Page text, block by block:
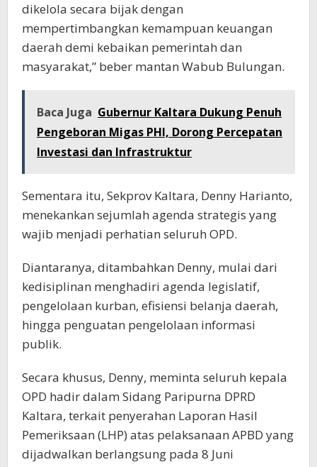
dikelola secara bijak dengan
mempertimbangkan kemampuan keuangan
daerah demi kebaikan pemerintah dan
masyarakat,” beber mantan Wabub Bulungan.
Baca Juga Gubernur Kaltara Dukung Penuh
Pengeboran Migas PHI, Dorong Percepatan
Investasi dan Infrastruktur
Sementara itu, Sekprov Kaltara, Denny Harianto,
menekankan sejumlah agenda strategis yang
wajib menjadi perhatian seluruh OPD.
Diantaranya, ditambahkan Denny, mulai dari
kedisiplinan menghadiri agenda legislatif,
pengelolaan kurban, efisiensi belanja daerah,
hingga penguatan pengelolaan informasi
publik.
Secara khusus, Denny, meminta seluruh kepala
OPD hadir dalam Sidang Paripurna DPRD
Kaltara, terkait penyerahan Laporan Hasil
Pemeriksaan (LHP) atas pelaksanaan APBD yang
dijadwalkan berlangsung pada 8 Juni